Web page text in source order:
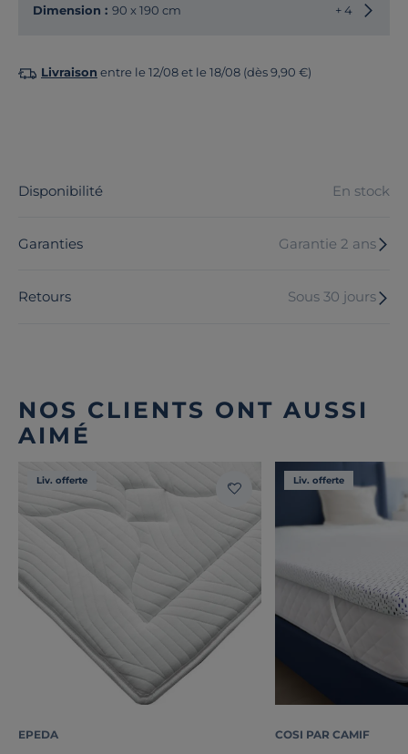
Dimension : 90 x 190 cm + 4
Livraison entre le 12/08 et le 18/08 (dès 9,90 €)
Disponibilité En stock
Garanties Garantie 2 ans
Retours Sous 30 jours
NOS CLIENTS ONT AUSSI
AIMÉ
Liv. offerte
EPEDA
Liv. offerte
COSI PAR CAMIF